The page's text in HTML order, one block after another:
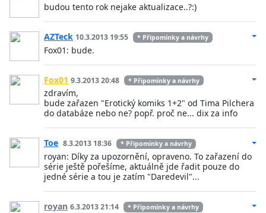
budou tento rok nejake aktualizace..?:)
AZTeck 10.3.2013 19:55 * Připomínky a návrhy
Fox01: bude.
Fox01 9.3.2013 20:48 * Připomínky a návrhy
zdravím,
bude zařazen "Erotický komiks 1+2" od Tima Pilchera
do databáze nebo ne? popř. proč ne... dix za info
Toe 8.3.2013 18:36 * Připomínky a návrhy
royan: Díky za upozornění, opraveno. To zařazení do
série ještě pořešíme, aktuálně jde řadit pouze do
jedné série a tou je zatím "Daredevil"...
royan 6.3.2013 21:14 * Připomínky a návrhy